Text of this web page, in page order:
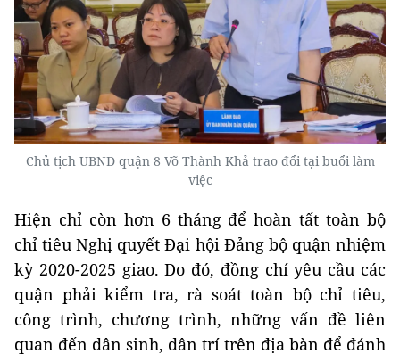
Chủ tịch UBND quận 8 Võ Thành Khả trao đổi tại buổi làm
việc
Hiện chỉ còn hơn 6 tháng để hoàn tất toàn bộ
chỉ tiêu Nghị quyết Đại hội Đảng bộ quận nhiệm
kỳ 2020-2025 giao. Do đó, đồng chí yêu cầu các
quận phải kiểm tra, rà soát toàn bộ chỉ tiêu,
công trình, chương trình, những vấn đề liên
quan đến dân sinh, dân trí trên địa bàn để đánh